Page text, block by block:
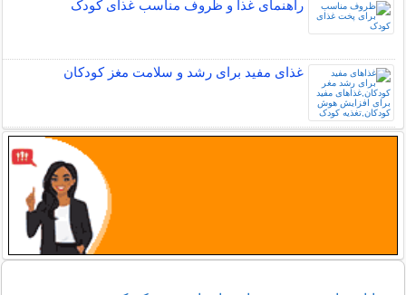
راهنمای غذا و ظروف مناسب غذای کودک
غذای مفید برای رشد و سلامت مغز کودکان